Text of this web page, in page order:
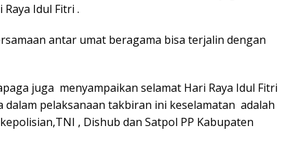
Idul Fitri .
antar umat beragama bisa terjalin dengan
juga menyampaikan selamat Hari Raya Idul Fitri
dalam pelaksanaan takbiran ini keselamatan adalah
, Dishub dan Satpol PP Kabupaten